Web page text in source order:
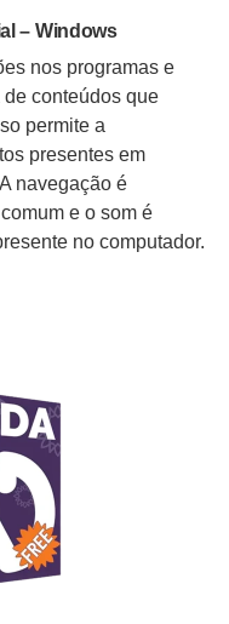
– Windows
nos programas e
conteúdos que
permite a
presentes em
navegação é
e o som é
no computador.